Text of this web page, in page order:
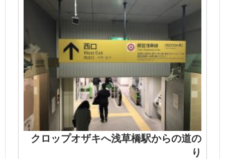
クロップオザキへ浅草橋駅からの道の
り